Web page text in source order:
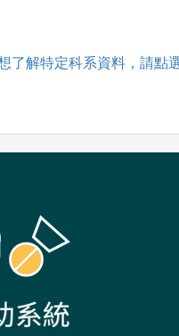
了解特定科系資料，請點